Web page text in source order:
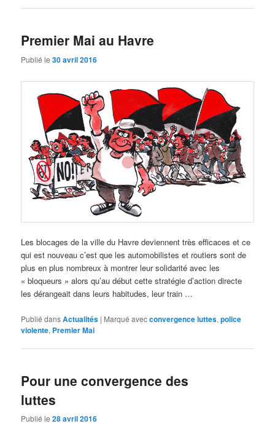
Premier Mai au Havre
Publié le30 avril 2016
Les blocages de la ville du Havre deviennent très efficaces et ce
qui est nouveau c’est que les automobilistes et routiers sont de
plus en plus nombreux à montrer leur solidarité avec les
« bloqueurs » alors qu’au début cette stratégie d’action directe
les dérangeait dans leurs habitudes, leur train …
Publié dansActualités | Marqué avecconvergence luttes,police
violente, Premier Mai
Pour une convergence des
luttes
Publié le28 avril 2016